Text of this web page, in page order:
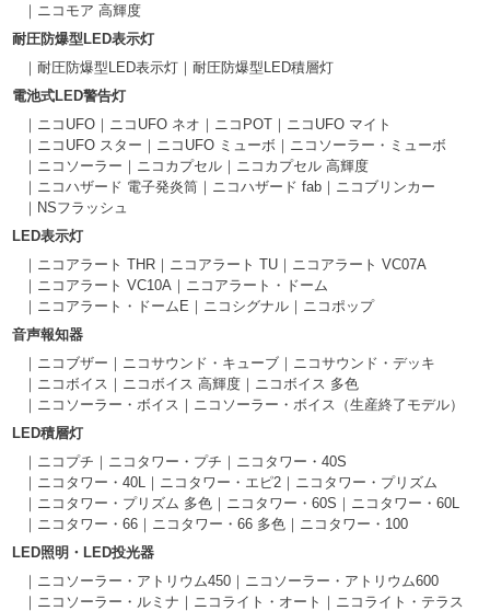
ニコモア 高輝度
耐圧防爆型LED表示灯
耐圧防爆型LED表示灯
耐圧防爆型LED積層灯
電池式LED警告灯
ニコUFO
ニコUFO ネオ ニコPOT
ニコUFO マイト
ニコUFO スター
ニコUFO ミューボ
ニコソーラー・ミューボ
ニコソーラー
ニコカプセル
ニコカプセル 高輝度
ニコハザード 電子発炎筒
ニコハザード fab
ニコブリンカー
NSフラッシュ
LED表示灯
ニコアラート THR
ニコアラート TU
ニコアラート VC07A
ニコアラート VC10A
ニコアラート・ドーム
ニコアラート・ドームE
ニコシグナル
ニコポップ
音声報知器
ニコブザー
ニコサウンド・キューブ
ニコサウンド・デッキ
ニコボイス
ニコボイス 高輝度
ニコボイス 多色
ニコソーラー・ボイス
ニコソーラー・ボイス（生産終了モデル）
LED積層灯
ニコプチ
ニコタワー・プチ
ニコタワー・40S
ニコタワー・40L
ニコタワー・エピ2
ニコタワー・プリズム
ニコタワー・プリズム 多色
ニコタワー・60S
ニコタワー・60L
ニコタワー・66
ニコタワー・66 多色
ニコタワー・100
LED照明・LED投光器
ニコソーラー・アトリウム450
ニコソーラー・アトリウム600
ニコソーラー・ルミナ
ニコライト・オート
ニコライト・テラス